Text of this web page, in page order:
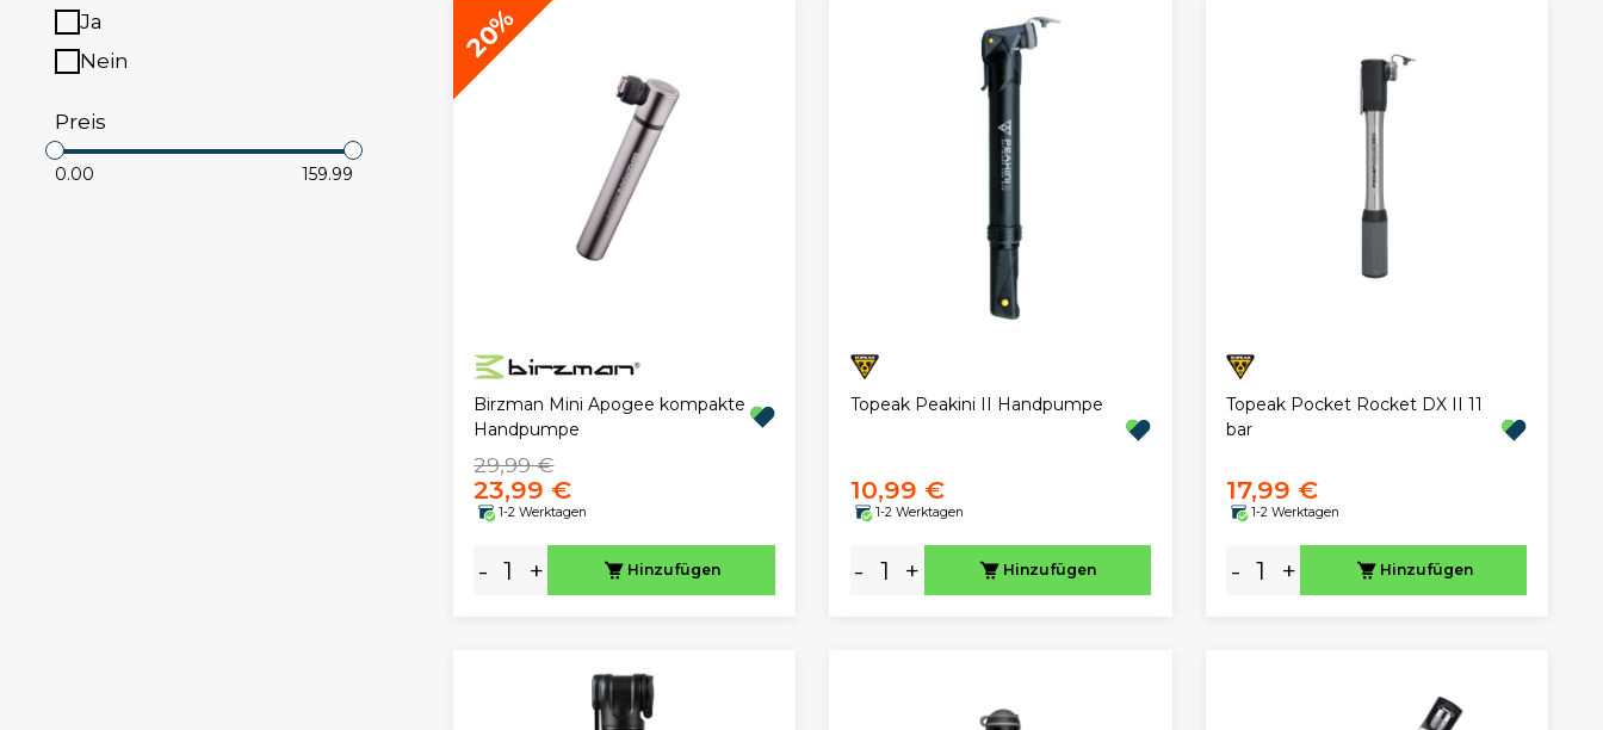
Ja
Nein
Preis
0.00 159.99
20%
Birzman Mini Apogee kompakte
Handpumpe
29,99 €
23,99 €
1-2 Werktagen
- + Hinzufügen
Topeak Peakini II Handpumpe
10,99 €
1-2 Werktagen
- + Hinzufügen
Topeak Pocket Rocket DX II 11
bar
17,99 €
1-2 Werktagen
- + Hinzufügen